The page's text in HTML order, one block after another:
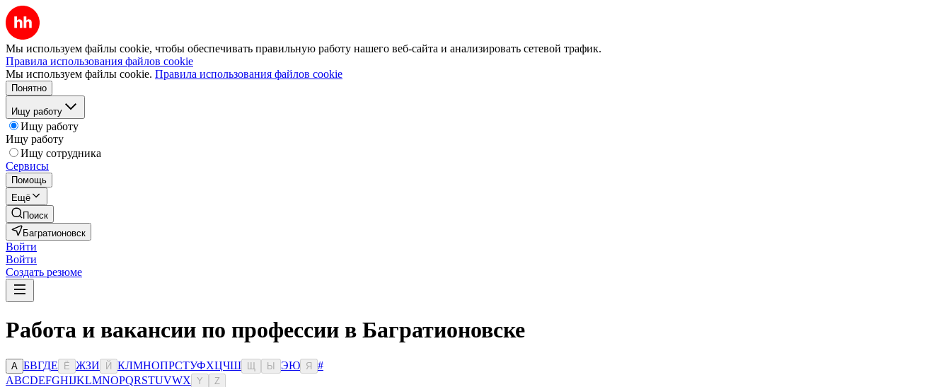
Мы используем файлы cookie, чтобы обеспечивать правильную работу нашего веб-сайта и анализировать сетевой трафик.
Правила использования файлов cookie
Мы используем файлы cookie. Правила использования файлов cookie
Понятно
Ищу работу
Ищу работу
Ищу работу
Ищу сотрудника
Сервисы
Помощь
Ещё
Поиск
Багратионовск
Войти
Войти
Создать резюме
Работа и вакансии по профессии в Багратионовске
А БВГДЕ Ё ЖЗИ Й КЛМНОПРСТУФХЦЧШ Ы ЭЮ Я
#
ABCDEFGHIJKLMNOPQRSTUVWX Y Z